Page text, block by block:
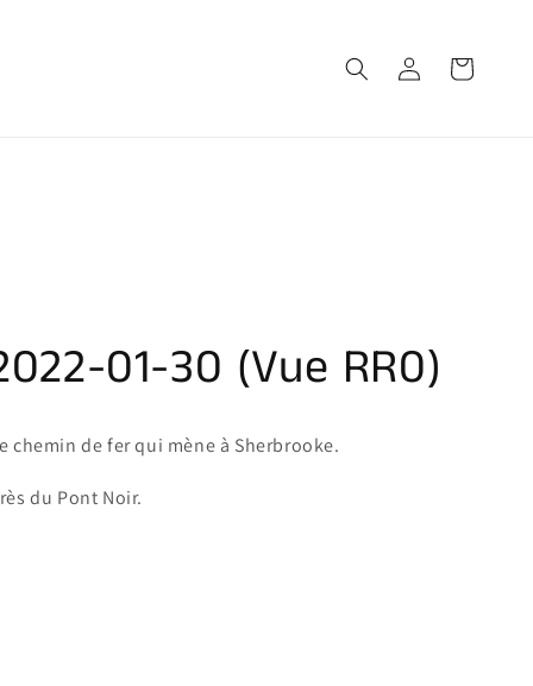
Connexion Panier
01-30 (Vue RR0)
chemin de fer qui mène à Sherbrooke.
du Pont Noir.